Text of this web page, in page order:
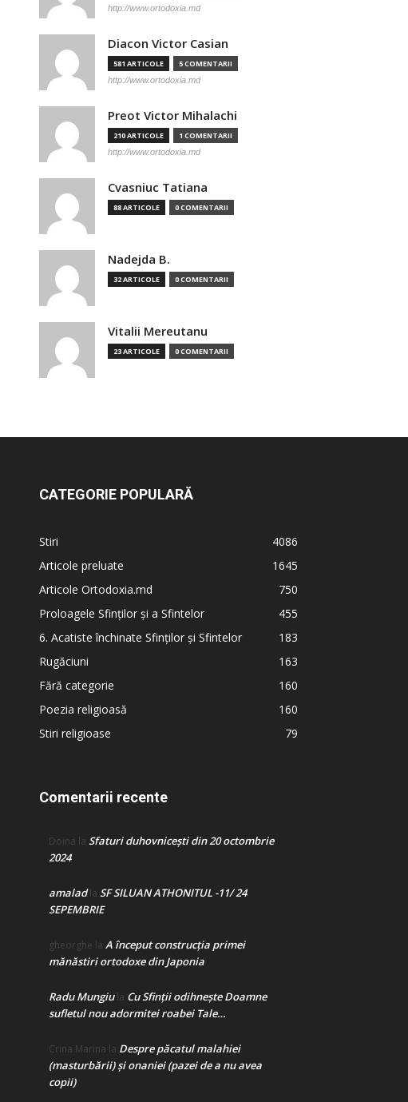
http://www.ortodoxia.md
Diacon Victor Casian
581 ARTICOLE 5 COMENTARII
http://www.ortodoxia.md
Preot Victor Mihalachi
210 ARTICOLE 1 COMENTARII
http://www.ortodoxia.md
Cvasniuc Tatiana
88 ARTICOLE 0 COMENTARII
Nadejda B.
32 ARTICOLE 0 COMENTARII
Vitalii Mereutanu
23 ARTICOLE 0 COMENTARII
CATEGORIE POPULARĂ
Stiri
4086
Articole preluate
1645
Articole Ortodoxia.md
750
Proloagele Sfinților și a Sfintelor
455
6. Acatiste închinate Sfinților și Sfintelor
183
Rugăciuni
163
Fără categorie
160
Poezia religioasă
160
Stiri religioase
79
Comentarii recente
Doina la Sfaturi duhovnicești din 20 octombrie
2024
amaladla SF SILUAN ATHONITUL -11/ 24
SEPEMBRIE
gheorghe la A început construcţia primei
mănăstiri ortodoxe din Japonia
Radu Mungiula Cu Sfinții odihnește Doamne
sufletul nou adormitei roabei Tale…
Crina Marina la Despre păcatul malahiei
(masturbării) şi onaniei (pazei de a nu avea
copii)